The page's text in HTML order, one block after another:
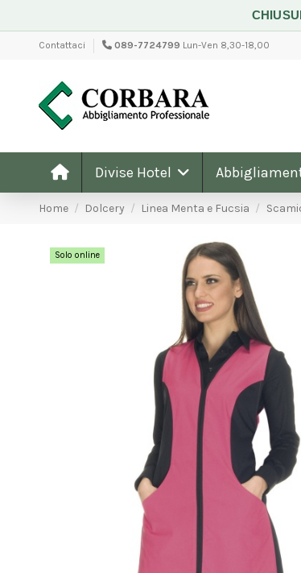
Contattaci 089-7724799 Lun-Ven 8,30-18,00
Divise Hotel
Home Dolcery Linea Menta e Fucsia
Solo online